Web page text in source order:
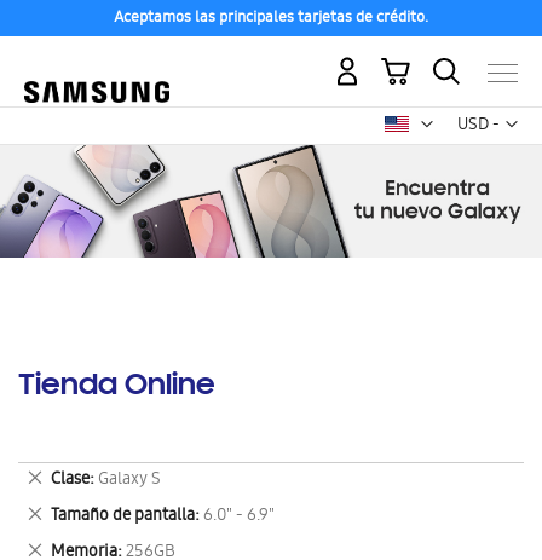
Aceptamos las principales tarjetas de crédito.
USD -
dólar
Mi carrito
Tienda Online
Clase Galaxy S
Eliminar
este
artículo
Tamaño de pantalla 6.0" - 6.9"
Eliminar
este
Memoria 256GB
Eliminar